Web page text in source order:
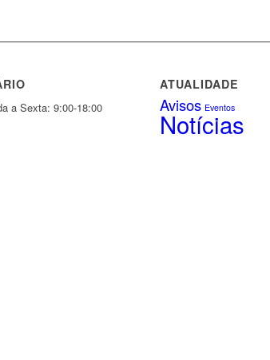
a Sexta: 9:00-18:00
ATUALIDADE
Avisos Eventos
Notícias